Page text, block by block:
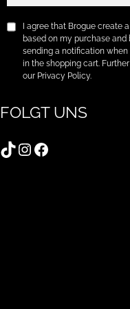
I agree that Brogue create
based on my purchase and
sending a notification
in the shopping cart.
our Privacy Policy.
FOLGT UNS
TikTok
Instagram
Facebook